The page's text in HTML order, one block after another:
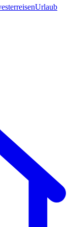
Urlaub